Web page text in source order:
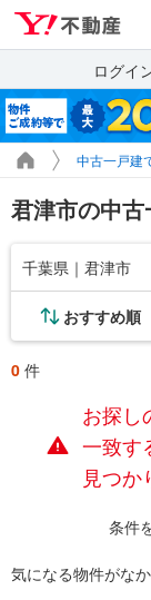
ログイ
中古一戸建
君津市の中
千葉県｜君津市
おすすめ順
0 件
お探し
一致す
見つか
条件
気になる物件がな